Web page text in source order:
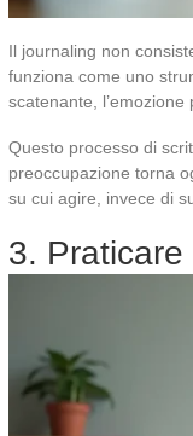
Il journaling non
funziona come uno
scatenante,
Questo processo di
preoccupazione torna
su cui agire, invece di
3.